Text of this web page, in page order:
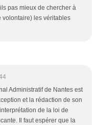
pas mieux de chercher à
volontaire) les véritables
Administratif de Nantes est
et la rédaction de son
de la loi de
Il faut espérer que la